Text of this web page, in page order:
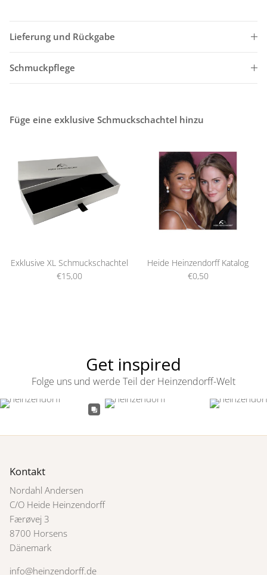
Lieferung und Rückgabe
Schmuckpflege
Füge eine exklusive Schmuckschachtel hinzu
Exklusive XL Schmuckschachtel
€15,00
Heide Heinzendorff Katalog
€0,50
Get inspired
Folge uns und werde Teil der Heinzendorff-Welt
Kontakt
Nordahl Andersen
C/O Heide Heinzendorff
Færøvej 3
8700 Horsens
Dänemark
info@heinzendorff.de